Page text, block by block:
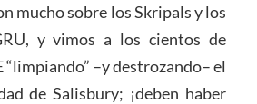
mucho sobre los Skripals y los
y vimos a los cientos de
“limpiando” –y destrozando– el
de Salisbury; ¡deben haber